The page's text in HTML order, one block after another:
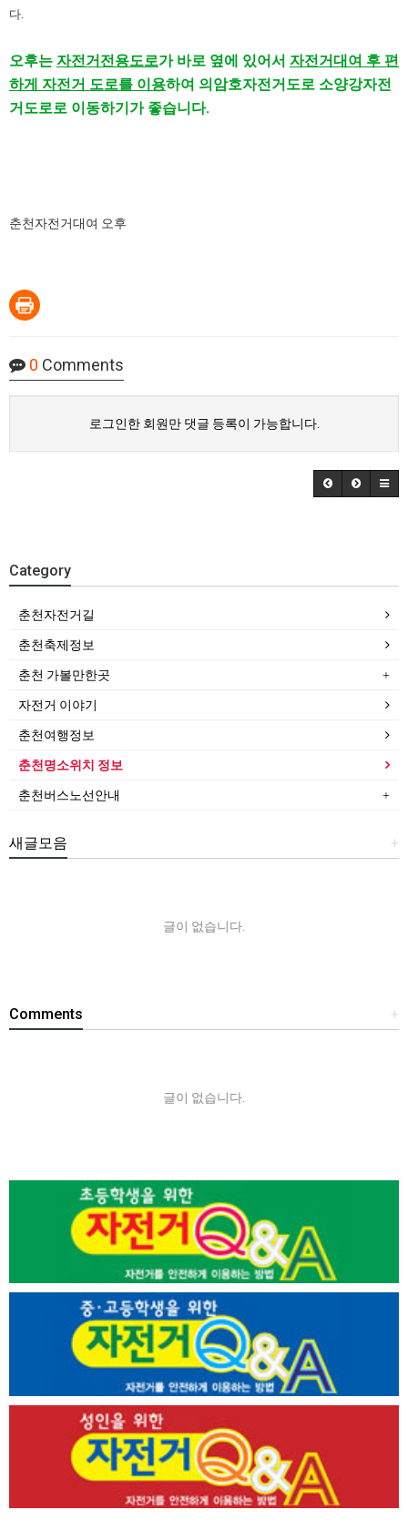
다.
오후는 자전거전용도로가 바로 옆에 있어서 자전거대여 후 편
하게 자전거 도로를 이용하여 의암호자전거도로 소양강자전
거도로로 이동하기가 좋습니다.
춘천자전거대여 오후
0 Comments
로그인한 회원만 댓글 등록이 가능합니다.
Category
춘천자전거길
춘천축제정보
춘천 가볼만한곳
자전거 이야기
춘천여행정보
춘천명소위치 정보
춘천버스노선안내
+
새글모음
글이 없습니다.
+
Comments
글이 없습니다.